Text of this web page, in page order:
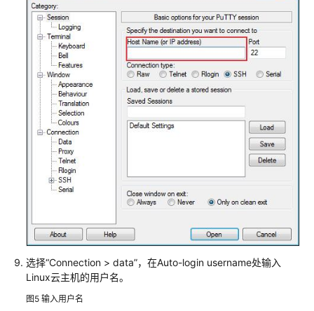
登
录
Linux
系
统
Flexus
L
实
例
通
过
码
方
式
登
Linux
选择“Connection > data”，在Auto-login username处输入
Linux云主机的用户名。
图5 输入用户名